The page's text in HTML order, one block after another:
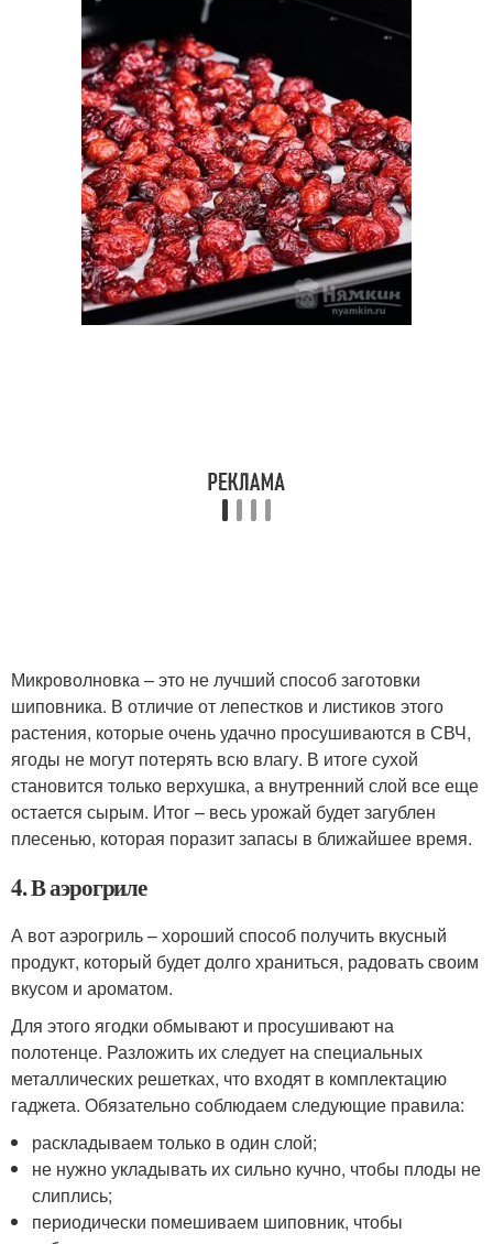
Микроволновка – это не лучший способ заготовки
шиповника. В отличие от лепестков и листиков этого
растения, которые очень удачно просушиваются в СВЧ,
ягоды не могут потерять всю влагу. В итоге сухой
становится только верхушка, а внутренний слой все еще
остается сырым. Итог – весь урожай будет загублен
плесенью, которая поразит запасы в ближайшее время.
4. В аэрогриле
А вот аэрогриль – хороший способ получить вкусный
продукт, который будет долго храниться, радовать своим
вкусом и ароматом.
Для этого ягодки обмывают и просушивают на
полотенце. Разложить их следует на специальных
металлических решетках, что входят в комплектацию
гаджета. Обязательно соблюдаем следующие правила:
раскладываем только в один слой;
не нужно укладывать их сильно кучно, чтобы плоды не
слиплись;
периодически помешиваем шиповник, чтобы